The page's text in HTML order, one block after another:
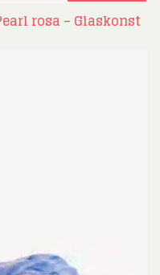
rosa – Glaskonst